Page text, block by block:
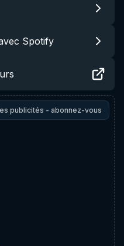
Spotify
publicités - abonnez-vous